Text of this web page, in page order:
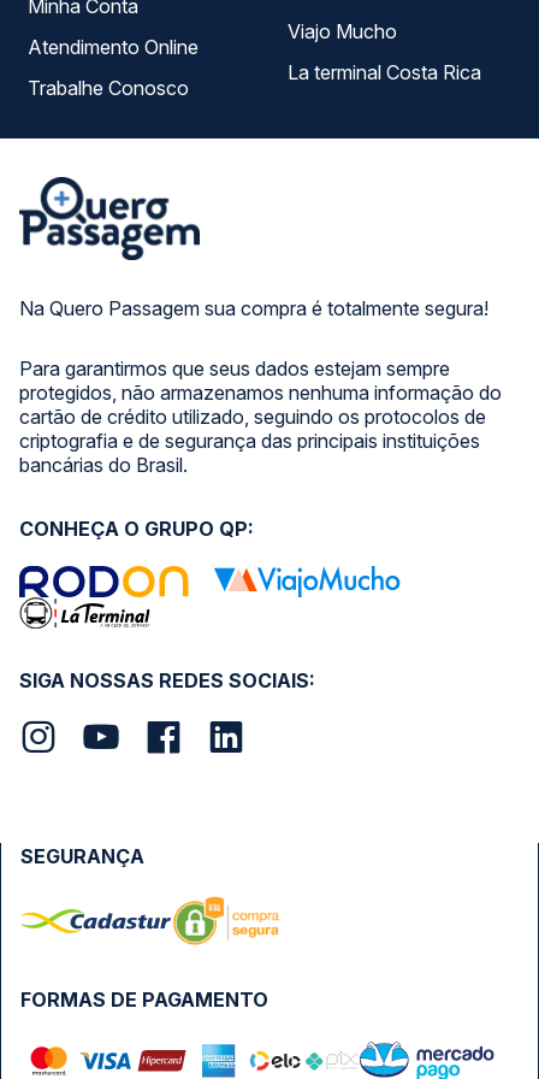
Na Quero Passagem sua compra é totalmente segura!
Para garantirmos que seus dados estejam sempre
protegidos, não armazenamos nenhuma informação do
cartão de crédito utilizado, seguindo os protocolos de
criptografia e de segurança das principais instituições
bancárias do Brasil.
Minha Conta
Atendimento Online
Trabalhe Conosco
Viajo Mucho
La terminal Costa Rica
SIGA NOSSAS REDES SOCIAIS:
CONHEÇA O GRUPO QP:
FORMAS DE PAGAMENTO
SEGURANÇA